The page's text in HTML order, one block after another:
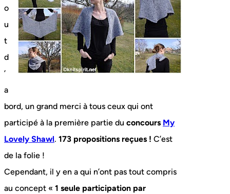
o
u
t
d
’
a
bord, un grand merci à tous ceux qui ont
participé à la première partie du concours My
Lovely Shawl. 173 propositions reçues ! C’est
de la folie !
Cependant, il y en a qui n’ont pas tout compris
au concept « 1 seule participation par